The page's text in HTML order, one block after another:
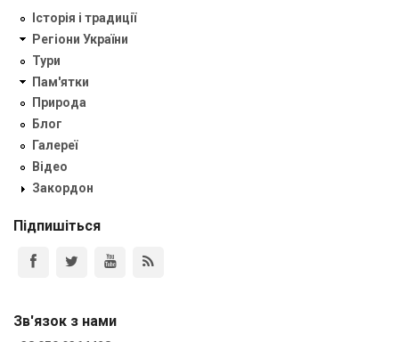
Історія і традиції
Регіони України
Тури
Пам'ятки
Природа
Блог
Галереї
Відео
Закордон
Підпишіться
Зв'язок з нами